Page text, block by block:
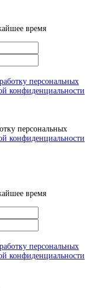
время
персональных
конфиденциальности
персональных
конфиденциальности
время
персональных
конфиденциальности